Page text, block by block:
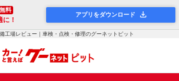
無料
！
アプリをダウンロード
工場レビュー｜車検・点検・修理のグーネットピット